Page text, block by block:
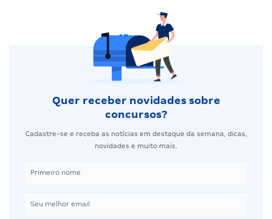
Quer receber novidades sobre
concursos?
Cadastre-se e receba as notícias em destaque da semana, dicas,
novidades e muito mais.